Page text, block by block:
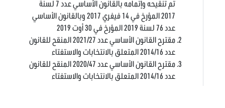
تم تنقيحه وإتمامه بالقانون الأساسي عدد 7 لسنة
2017 المؤرخ في 14 فيفري 2017 وبالقانون الأساسي
عدد 76 لسنة 2019 المؤرخ في 30 أوت 2019
مقترح القانون الأساسي عدد 2021/27 المنقح للقانون
عدد 2014/16 المتعلق بالانتخابات والاستفتاء
مقترح القانون الأساسي عدد 2020/47 المنقح للقانون
عدد 2014/16 المتعلق بالانتخابات والاستفتاء